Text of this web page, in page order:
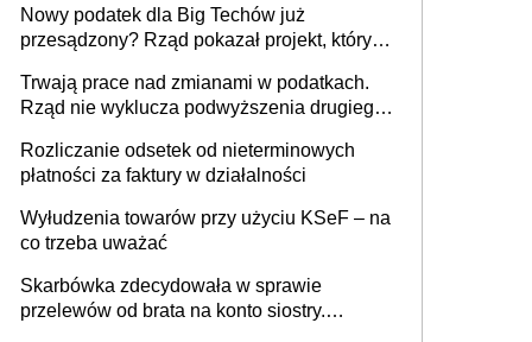
Nowy podatek dla Big Techów już
przesądzony? Rząd pokazał projekt, który
Trwają prace nad zmianami w podatkach.
Rząd nie wyklucza podwyższenia drugiego
Rozliczanie odsetek od nieterminowych
płatności za faktury w działalności
Wyłudzenia towarów przy użyciu KSeF – na
co trzeba uważać
Skarbówka zdecydowała w sprawie
przelewów od brata na konto siostry.